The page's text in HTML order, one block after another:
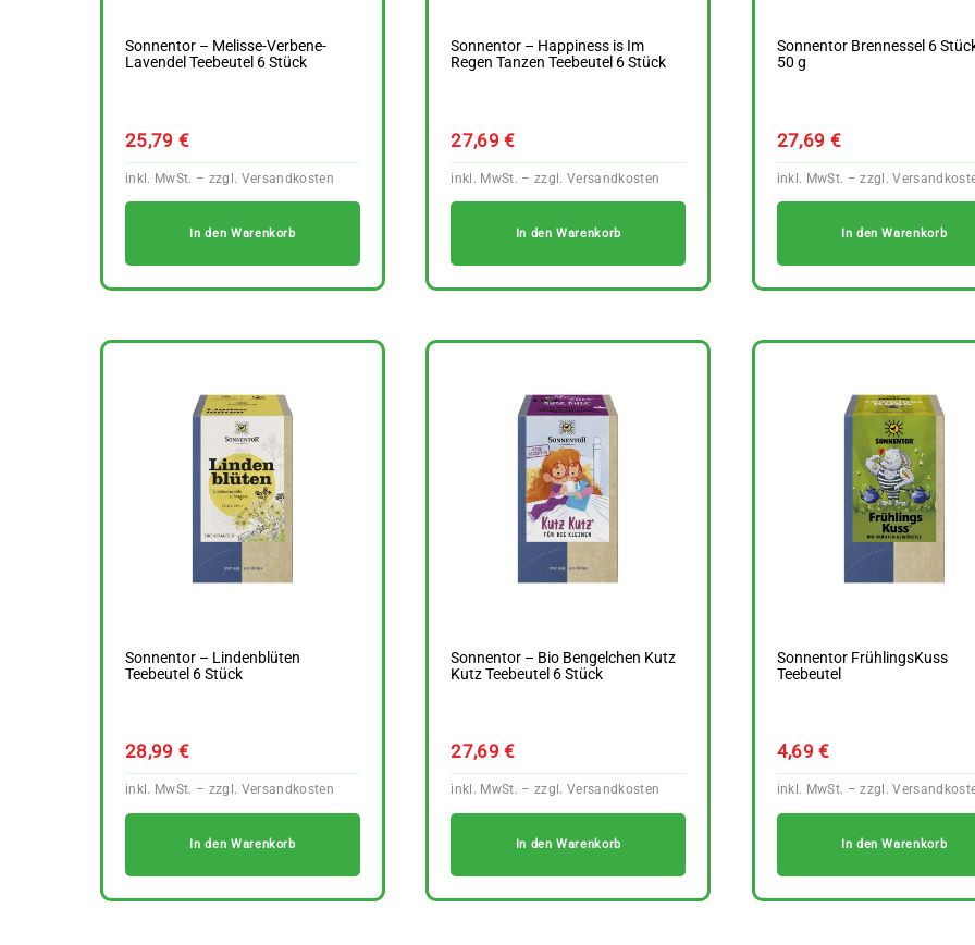
Sonnentor – Melisse-Verbene-
Lavendel Teebeutel 6 Stück
25,79€
In den Warenkorb
Sonnentor – Happiness is Im
Regen Tanzen Teebeutel 6 Stück
27,69€
In den Warenkorb
Sonnentor Brennessel 6
50 g
27,69 €
In den Warenkorb
Sonnentor – Lindenblüten
Teebeutel 6 Stück
28,99€
In den Warenkorb
Sonnentor – Bio Bengelchen Kutz
Kutz Teebeutel 6 Stück
27,69€
In den Warenkorb
Sonnentor FrühlingsKuss
Teebeutel
4,69€
In den Warenkorb